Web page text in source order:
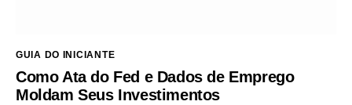
GUIA DO INICIANTE
Como Ata do Fed e Dados de Emprego
Moldam Seus Investimentos